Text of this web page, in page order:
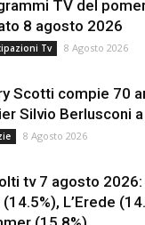
TV del
8 agosto 2026
Tv 8 Agosto 2026
Scotti compie 70
Silvio Berlusconi a
8 Agosto 2026
tv 7 agosto
L’Erede